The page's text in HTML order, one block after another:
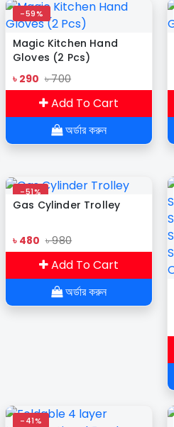
-59%
Magic Kitchen Hand
Gloves (2 Pcs)
৳ 290 ৳ 700
Add To Cart
অর্ডার করুন
-51%
Gas Cylinder Trolley
৳ 480 ৳ 980
Add To Cart
অর্ডার করুন
-41%